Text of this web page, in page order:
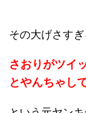
その大げさすぎ
さおりがツイ
とやんちゃし